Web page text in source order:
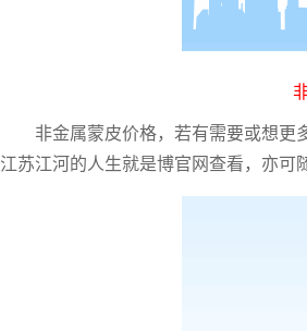
非金属蒙皮价格，若有需要或想更
江苏江河的人生就是博官网查看，亦可